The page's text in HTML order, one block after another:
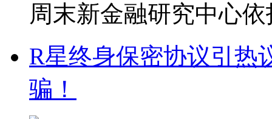
周末新金融研究中心
R星终身保密协议引热
骗！